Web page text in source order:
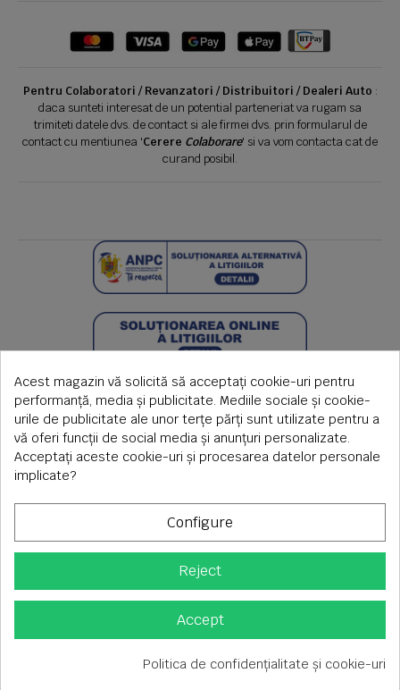
Pentru Colaboratori / Revanzatori / Distribuitori / Dealeri Auto :
daca sunteti interesat de un potential parteneriat va rugam sa
trimiteti datele dvs. de contact si ale firmei dvs. prin formularul de
contact cu mentiunea 'Cerere Colaborare' si va vom contacta cat de
curand posibil.
Copyright © 2026 S.C. Rimi S.R.L. , Reg.Com: J1992000639351,
CUI: RO1824566
Tel fix: 0256-275 273 mobil: 0720 699 655 ,
Acest magazin vă solicită să acceptați cookie-uri pentru
performanță, media și publicitate. Mediile sociale și cookie-
urile de publicitate ale unor terțe părți sunt utilizate pentru a
vă oferi funcții de social media și anunțuri personalizate.
Acceptați aceste cookie-uri și procesarea datelor personale
implicate?
Configure
Reject
Accept
Politica de confidențialitate și cookie-uri